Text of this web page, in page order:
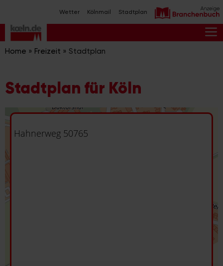
Inhalt
springen
Wetter Kölnmail Stadtplan
Home » Freizeit » Stadtplan
Stadtplan für Köln